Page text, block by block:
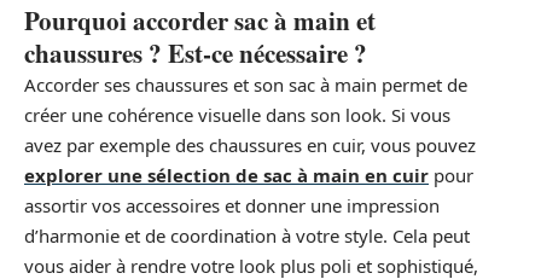
Pourquoi accorder sac à main et
chaussures ? Est-ce nécessaire ?
Accorder ses chaussures et son sac à main permet de
créer une cohérence visuelle dans son look. Si vous
avez par exemple des chaussures en cuir, vous pouvez
explorer une sélection de sac à main en cuir pour
assortir vos accessoires et donner une impression
d’harmonie et de coordination à votre style. Cela peut
vous aider à rendre votre look plus poli et sophistiqué,